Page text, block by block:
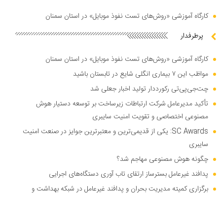
کارگاه آموزشی «روش‌های تست نفوذ موبایل» در استان سمنان
پرطرفدار
کارگاه آموزشی «روش‌های تست نفوذ موبایل» در استان سمنان
مواظب این ۷ بیماری انگلی شایع در تابستان باشید
چت‌جی‌پی‌تی رکورددار تولید اخبار جعلی شد
تأکید مدیرعامل شرکت ارتباطات زیرساخت بر توسعه دستیار هوش
مصنوعی اختصاصی و تقویت امنیت سایبری
SC Awards: یکی از قدیمی‌ترین و معتبرترین جوایز در صنعت امنیت
سایبری
چگونه هوش مصنوعی مهاجم شد؟
پدافند غیرعامل بسترساز ارتقای تاب آوری دستگاه‌های اجرایی
برگزاری کمیته مدیریت بحران و پدافند غیرعامل در شبکه بهداشت و